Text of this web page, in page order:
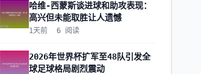
哈维-西蒙斯谈进球和助攻表现：
高兴但未能取胜让人遗憾
1天前 6 阅读
2026年世界杯扩军至48队引发全
球足球格局剧烈震动